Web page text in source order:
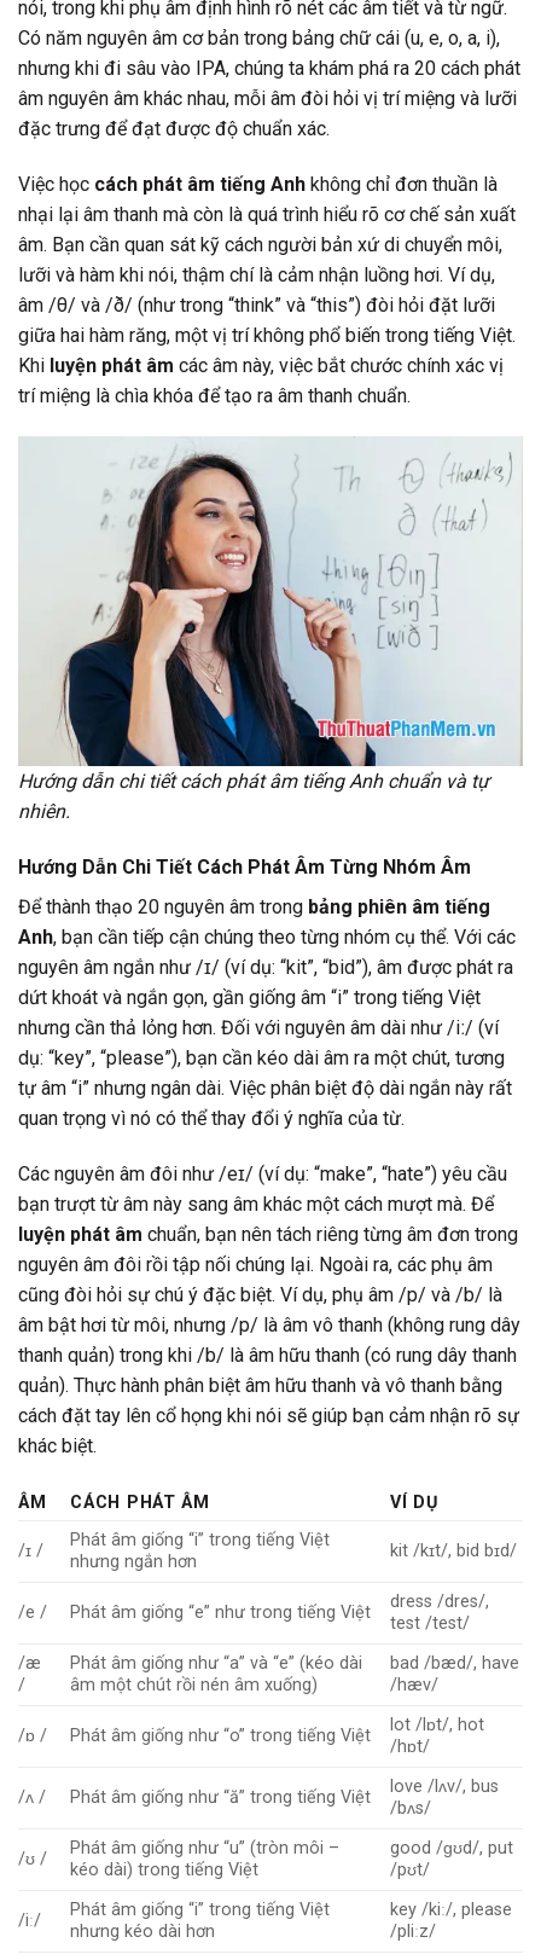
nói, trong khi phụ âm định hình rõ nét các âm tiết và từ ngữ.
Có năm nguyên âm cơ bản trong bảng chữ cái (u, e, o, a, i),
nhưng khi đi sâu vào IPA, chúng ta khám phá ra 20 cách phát
âm nguyên âm khác nhau, mỗi âm đòi hỏi vị trí miệng và lưỡi
đặc trưng để đạt được độ chuẩn xác.
Việc học cách phát âm tiếng Anh không chỉ đơn thuần là
nhại lại âm thanh mà còn là quá trình hiểu rõ cơ chế sản xuất
âm. Bạn cần quan sát kỹ cách người bản xứ di chuyển môi,
lưỡi và hàm khi nói, thậm chí là cảm nhận luồng hơi. Ví dụ,
âm /θ/ và /ð/ (như trong “think” và “this”) đòi hỏi đặt lưỡi
giữa hai hàm răng, một vị trí không phổ biến trong tiếng Việt.
Khi luyện phát âm các âm này, việc bắt chước chính xác vị
trí miệng là chìa khóa để tạo ra âm thanh chuẩn.
Hướng dẫn chi tiết cách phát âm tiếng Anh chuẩn và tự
nhiên.
Hướng Dẫn Chi Tiết Cách Phát Âm Từng Nhóm Âm
Để thành thạo 20 nguyên âm trong bảng phiên âm tiếng
Anh, bạn cần tiếp cận chúng theo từng nhóm cụ thể. Với các
nguyên âm ngắn như /ɪ/ (ví dụ: “kit”, “bid”), âm được phát ra
dứt khoát và ngắn gọn, gần giống âm “i” trong tiếng Việt
nhưng cần thả lỏng hơn. Đối với nguyên âm dài như /iː/ (ví
dụ: “key”, “please”), bạn cần kéo dài âm ra một chút, tương
tự âm “i” nhưng ngân dài. Việc phân biệt độ dài ngắn này rất
quan trọng vì nó có thể thay đổi ý nghĩa của từ.
Các nguyên âm đôi như /eɪ/ (ví dụ: “make”, “hate”) yêu cầu
bạn trượt từ âm này sang âm khác một cách mượt mà. Để
luyện phát âm chuẩn, bạn nên tách riêng từng âm đơn trong
nguyên âm đôi rồi tập nối chúng lại. Ngoài ra, các phụ âm
cũng đòi hỏi sự chú ý đặc biệt. Ví dụ, phụ âm /p/ và /b/ là
âm bật hơi từ môi, nhưng /p/ là âm vô thanh (không rung dây
thanh quản) trong khi /b/ là âm hữu thanh (có rung dây thanh
quản). Thực hành phân biệt âm hữu thanh và vô thanh bằng
cách đặt tay lên cổ họng khi nói sẽ giúp bạn cảm nhận rõ sự
khác biệt.
ÂM CÁCH PHÁT ÂM VÍ DỤ
/ɪ /
Phát âm giống “i” trong tiếng Việt
nhưng ngắn hơn
kit /kɪt/, bid bɪd/
/e / Phát âm giống “e” như trong tiếng Việt
dress /dres/,
test /test/
/æ
/
Phát âm giống như “a” và “e” (kéo dài
âm một chút rồi nén âm xuống)
bad /bæd/, have
/hæv/
/ɒ / Phát âm giống như “o” trong tiếng Việt
lot /lɒt/, hot
/hɒt/
/ʌ / Phát âm giống như “ă” trong tiếng Việt
love /lʌv/, bus
/bʌs/
/ʊ /
Phát âm giống như “u” (tròn môi –
kéo dài) trong tiếng Việt
good /ɡʊd/, put
/pʊt/
/iː/
Phát âm giống “i” trong tiếng Việt
nhưng kéo dài hơn
key /kiː/, please
/pliːz/